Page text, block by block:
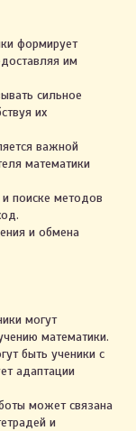
формирует
им
сильное
их
важной
математики
поиске методов
и обмена
могут
математики.
быть ученики с
адаптации
может связана
и